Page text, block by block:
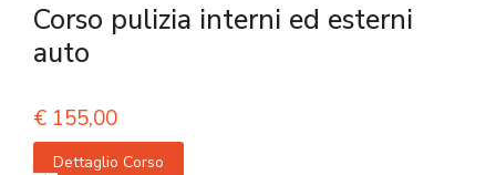
Corso pulizia interni ed esterni
auto
€ 155,00
Dettaglio Corso